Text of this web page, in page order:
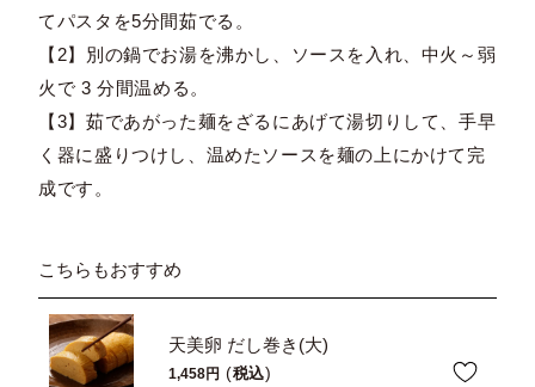
てパスタを5分間茹でる。
【2】別の鍋でお湯を沸かし、ソースを入れ、中火～弱
火で 3 分間温める。
【3】茹であがった麺をざるにあげて湯切りして、手早
く器に盛りつけし、温めたソースを麺の上にかけて完
成です。
こちらもおすすめ
天美卵 だし巻き(大)
1,458 税込